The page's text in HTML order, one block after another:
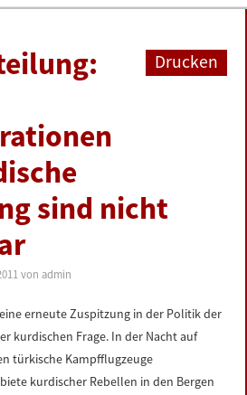
Drucken
sind nicht
vonadmin
erneute Zuspitzung in der Politik der
kurdischen Frage. In der Nacht auf
türkische Kampfflugzeuge
kurdischer Rebellen in den Bergen